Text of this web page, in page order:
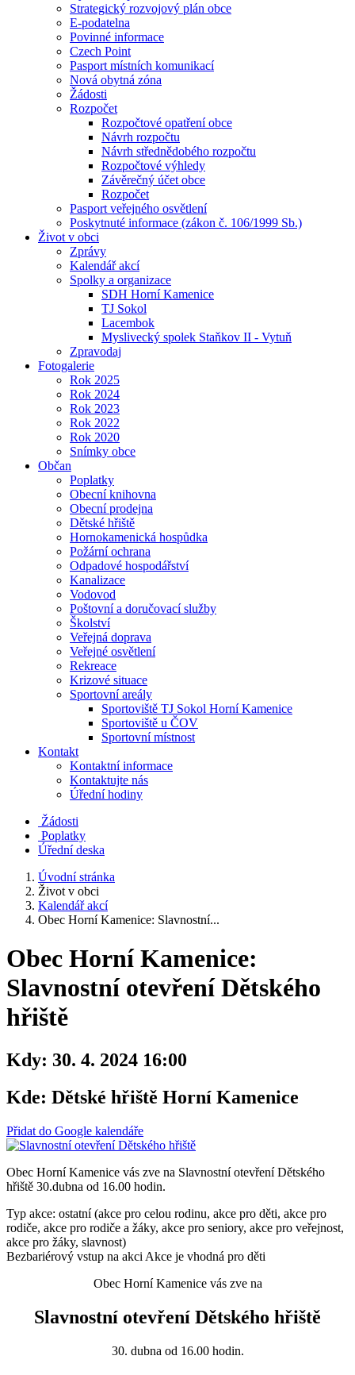
Strategický rozvojový plán obce
E-podatelna
Povinné informace
Czech Point
Pasport místních komunikací
Nová obytná zóna
Žádosti
Rozpočet
Rozpočtové opatření obce
Návrh rozpočtu
Návrh střednědobého rozpočtu
Rozpočtové výhledy
Závěrečný účet obce
Rozpočet
Pasport veřejného osvětlení
Poskytnuté informace (zákon č. 106/1999 Sb.)
Život v obci
Zprávy
Kalendář akcí
Spolky a organizace
SDH Horní Kamenice
TJ Sokol
Lacembok
Myslivecký spolek Staňkov II - Vytuň
Zpravodaj
Fotogalerie
Rok 2025
Rok 2024
Rok 2023
Rok 2022
Rok 2020
Snímky obce
Občan
Poplatky
Obecní knihovna
Obecní prodejna
Dětské hřiště
Hornokamenická hospůdka
Požární ochrana
Odpadové hospodářství
Kanalizace
Vodovod
Poštovní a doručovací služby
Školství
Veřejná doprava
Veřejné osvětlení
Rekreace
Krizové situace
Sportovní areály
Sportoviště TJ Sokol Horní Kamenice
Sportoviště u ČOV
Sportovní místnost
Kontakt
Kontaktní informace
Kontaktujte nás
Úřední hodiny
Žádosti
Poplatky
Úřední deska
Úvodní stránka
Život v obci
Kalendář akcí
Obec Horní Kamenice: Slavnostní...
Obec Horní Kamenice:
Slavnostní otevření Dětského
hřiště
Kdy: 30. 4. 2024 16:00
Kde: Dětské hřiště Horní Kamenice
Přidat do Google kalendáře
Obec Horní Kamenice vás zve na Slavnostní otevření Dětského
hřiště 30.dubna od 16.00 hodin.
Typ akce: ostatní (akce pro celou rodinu, akce pro děti, akce pro
rodiče, akce pro rodiče a žáky, akce pro seniory, akce pro veřejnost,
akce pro žáky, slavnost)
Bezbariérový vstup na akci Akce je vhodná pro děti
Obec Horní Kamenice vás zve na
Slavnostní otevření Dětského hřiště
30. dubna od 16.00 hodin.